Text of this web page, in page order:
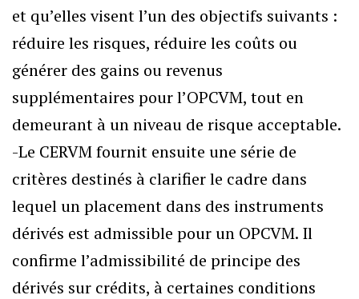
et qu’elles visent l’un des objectifs suivants :
réduire les risques, réduire les coûts ou
générer des gains ou revenus
supplémentaires pour l’OPCVM, tout en
demeurant à un niveau de risque acceptable.
-Le CERVM fournit ensuite une série de
critères destinés à clarifier le cadre dans
lequel un placement dans des instruments
dérivés est admissible pour un OPCVM. Il
confirme l’admissibilité de principe des
dérivés sur crédits, à certaines conditions